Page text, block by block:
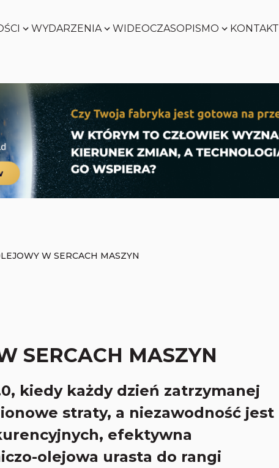
WYDARZENIA
SMART
FACTORY
WORLD
WIDEOCZASOPISMO KONTAKT
FACTORY
WORLD
Zobacz
W SERCACH MASZYN
SERCACH MASZYN
kiedy każdy dzień zatrzymanej
straty, a niezawodność jest
efektywna
olejowa urasta do rangi